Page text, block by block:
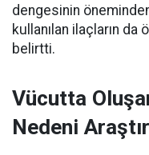
dengesinin
kullanılan ilaçların da
belirtti.
Vücutta
Nedeni